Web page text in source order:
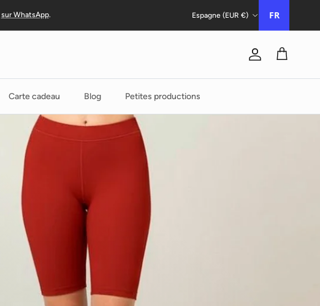
sur WhatsApp. Espagne (EUR €) FR
Compte
Chariot
Carte cadeau Blog Petites productions